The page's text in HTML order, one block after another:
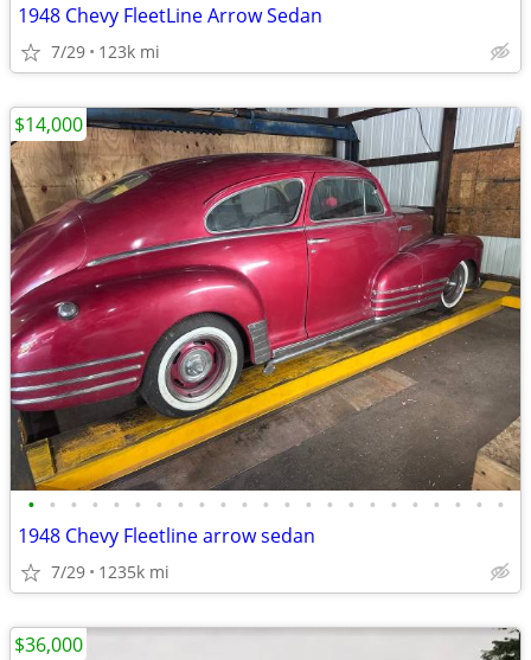
1948 Chevy FleetLine Arrow Sedan
7/29 123k mi
• • • • • • • • • • • • • • • • • • • • • • •
1948 Chevy Fleetline arrow sedan
7/29 1235k mi
$14,000
$36,000